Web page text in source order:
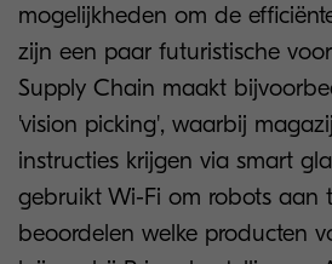
mogelijkheden om de
zijn een paar futuristische
Supply Chain maakt
'vision picking', waarbij
instructies krijgen via smart
gebruikt Wi-Fi om robots aan
beoordelen welke producten